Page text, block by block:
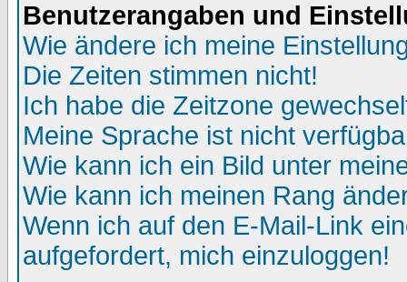
Benutzerangaben und
Wie ändere ich meine
Die Zeiten stimmen nicht!
Ich habe die Zeitzone
Meine Sprache ist nicht
Wie kann ich ein Bild unter
Wie kann ich meinen Rang
Wenn ich auf den E-Mail-Link
aufgefordert, mich einzuloggen!